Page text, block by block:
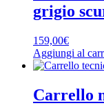
grigio
159,00€
Aggiungi al
Carrello